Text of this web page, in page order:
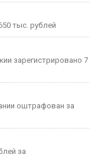
тыс. рублей
зарегистрировано 7
оштрафован за
за